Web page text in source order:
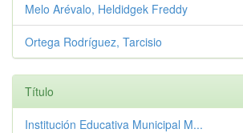
Melo Arévalo, Heldidgek Freddy
Ortega Rodríguez, Tarcisio
Título
Institución Educativa Municipal M...